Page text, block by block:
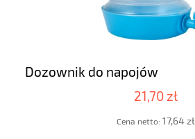
Dozownik do napojów
21,70 zł
Cena netto: 17,64 zł